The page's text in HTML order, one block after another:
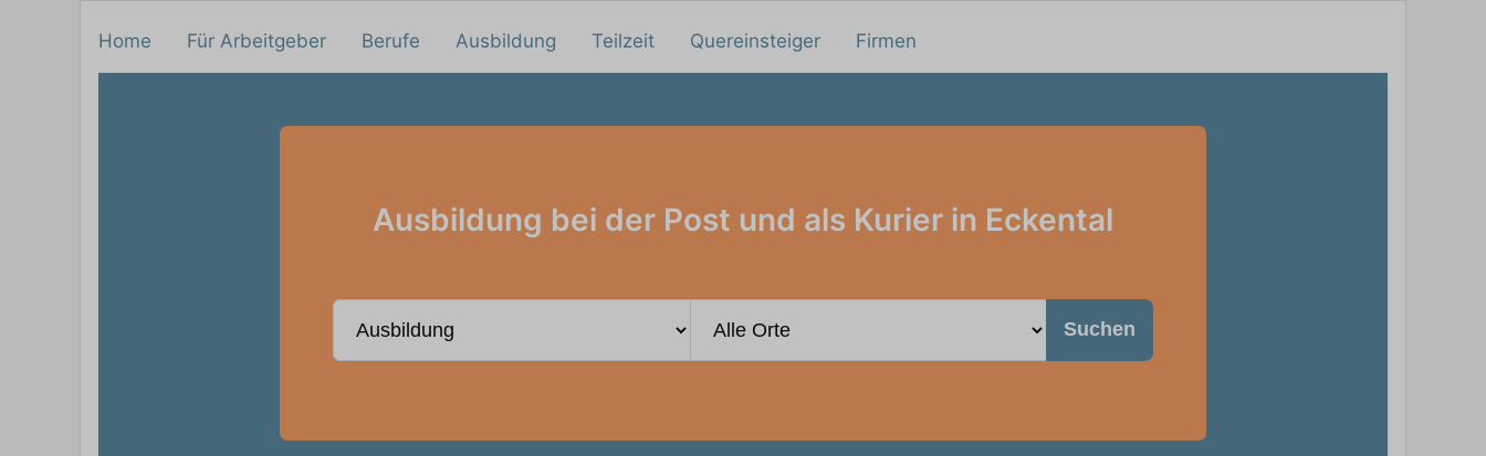
Home Für Arbeitgeber Berufe Ausbildung Teilzeit Quereinsteiger Firmen
Ausbildung bei der Post und als Kurier in Eckental
Suchen